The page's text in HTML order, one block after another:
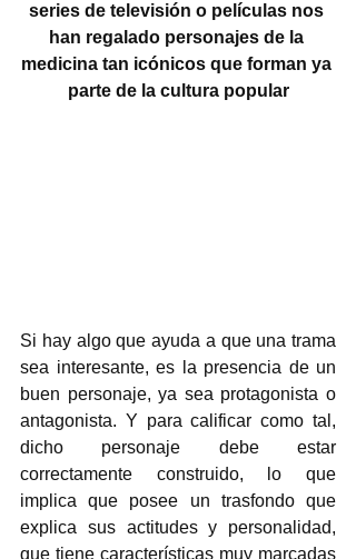
series de televisión o películas nos
han regalado personajes de la
medicina tan icónicos que forman ya
parte de la cultura popular
Si hay algo que ayuda a que una trama
sea interesante, es la presencia de un
buen personaje, ya sea protagonista o
antagonista. Y para calificar como tal,
dicho personaje debe estar
correctamente construido, lo que
implica que posee un trasfondo que
explica sus actitudes y personalidad,
que tiene características muy marcadas